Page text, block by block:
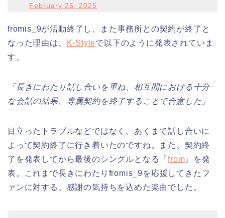
February 26, 2025
fromis_9が活動終了し、また事務所との契約が終了と
なった理由は、
K-Styleで以下のように発表されていま
す。
「長きにわたり話し合いを重ね、相互間における十分
な会話の結果、専属契約を終了することで合意した」
目立ったトラブルなどではなく、あくまで話し合いに
よって契約終了に行き着いたのですね。また、契約終
了を発表してから最後のシングルとなる『from 』を発
表。これまで長きにわたりfromis_9を応援してきたフ
ァンに対する、感謝の気持ちを込めた楽曲でした。